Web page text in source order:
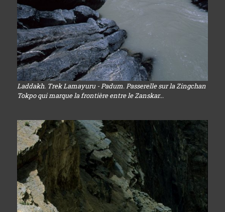
Laddakh. Trek Lamayuru - Padum. Passerelle sur la Zingchan
Tokpo qui marque la frontière entre le Zanskar...